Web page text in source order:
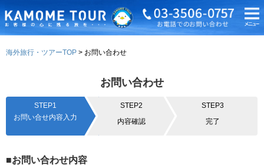
海外旅行・ツアーTOP お問い合わせ
お問い合わせ
STEP1
お問い合せ内容入力
STEP2
内容確認
STEP3
完了
■お問い合わせ内容